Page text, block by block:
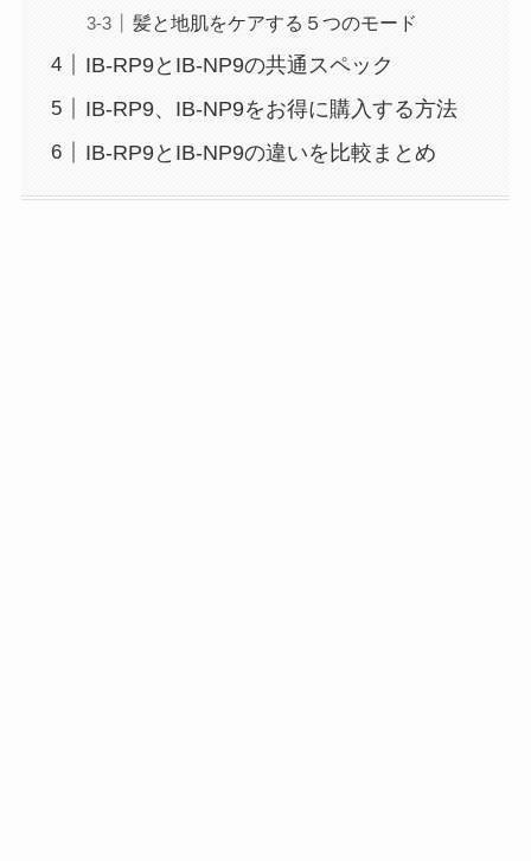
髪と地肌をケアする５つのモード
IB-RP9とIB-NP9の共通スペック
IB-RP9、IB-NP9をお得に購入する方法
IB-RP9とIB-NP9の違いを比較まとめ